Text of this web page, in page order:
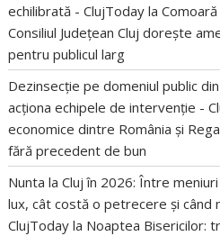
echilibrată - ClujToday la
Consiliul Județean Cluj dorește
pentru publicul larg
Dezinsecție pe domeniul public
acționa echipele de intervenție -
economice dintre România și
fără precedent de bun
Nunta la Cluj în 2026: Între
lux, cât costă o petrecere și când
ClujToday la Noaptea Bisericilor: